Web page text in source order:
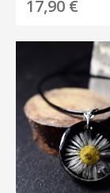
17,90 €